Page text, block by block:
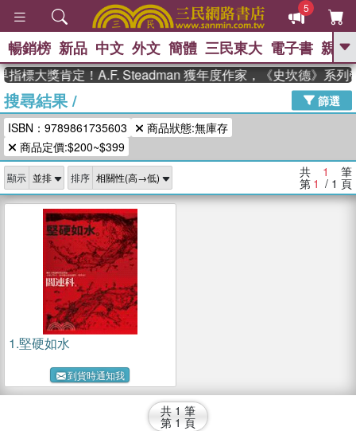
5
GO
高希均教授回憶錄
、 The Odyssey 、 父親節 、 如果歷
史是一群喵 、
登輝時代 、 數學女孩：黎曼猜想 、
偉大的迷走神經
暢銷榜 新品 中文 外文 簡體 三民東大 電子書 親子
標大獎肯定！A.F. Steadman 獲年度作家，《史坎德》系列
搜尋結果/
篩選
ISBN：9789861735603
商品狀態:無庫存
商品定價:$200~$399
顯示 排序 共 1 筆
第 1 / 1 頁
1.堅硬如水
到貨時通知我
共 1 筆
第 1 頁